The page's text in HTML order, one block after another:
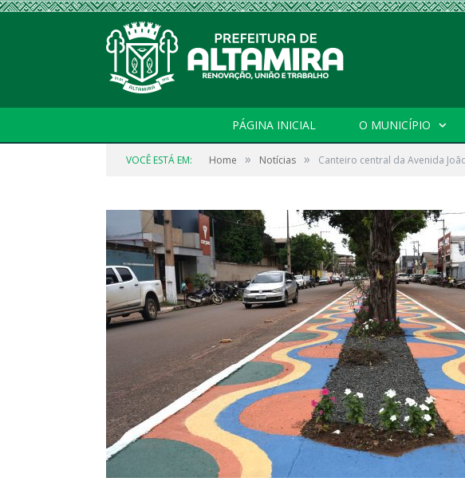
PÁGINA INICIAL O MUNICÍPIO
VOCÊ ESTÁ EM: Home » Notícias » Canteiro central da Avenida